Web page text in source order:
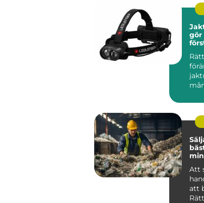
gör
Sälja
Att
att